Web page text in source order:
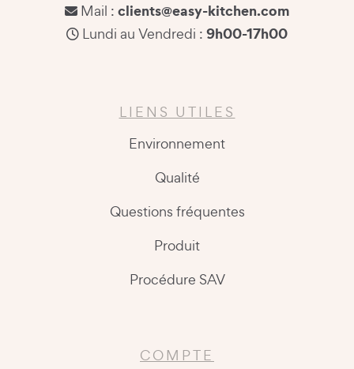
Mail : clients@easy-kitchen.com
Lundi au Vendredi : 9h00-17h00
LIENS UTILES
Environnement
Qualité
Questions fréquentes
Produit
Procédure SAV
COMPTE